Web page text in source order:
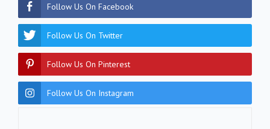
Follow Us On Facebook
Follow Us On Twitter
Follow Us On Pinterest
Follow Us On Instagram